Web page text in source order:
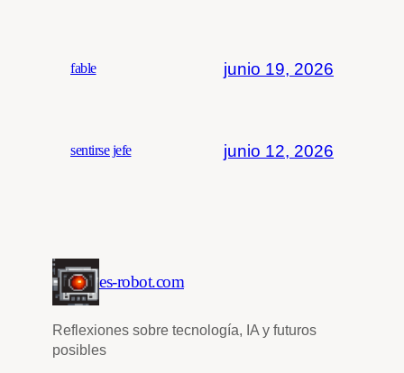
fable junio 19, 2026
sentirse jefe junio 12, 2026
es-robot.com
Reflexiones sobre tecnología, IA y futuros
posibles